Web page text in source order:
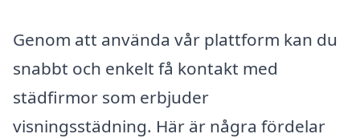
Genom att använda vår plattform kan du
snabbt och enkelt få kontakt med
städfirmor som erbjuder
visningsstädning. Här är några fördelar